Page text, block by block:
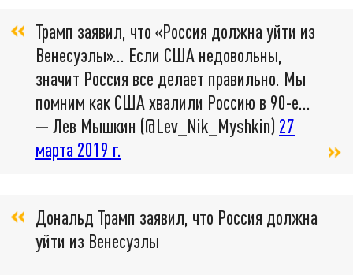
Трамп заявил, что «Россия должна уйти из
Венесуэлы»... Если США недовольны,
значит Россия все делает правильно. Мы
помним как США хвалили Россию в 90-е...
— Лев Мышкин (@Lev_Nik_Myshkin) 27
марта 2019 г.
Дональд Трамп заявил, что Россия должна
уйти из Венесуэлы